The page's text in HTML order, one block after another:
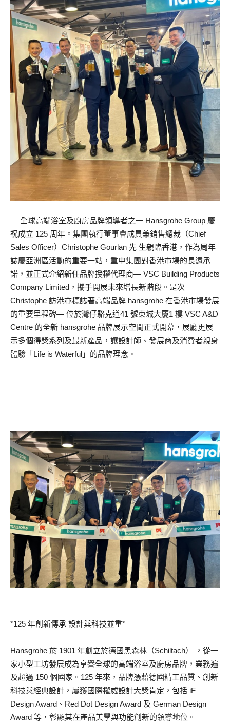
— 全球高端浴室及廚房品牌領導者之一 Hansgrohe Group 慶
祝成立 125 周年。集團執行董事會成員兼銷售總裁（Chief
Sales Officer）Christophe Gourlan 先 生親臨香港，作為周年
誌慶亞洲區活動的重要一站，重申集團對香港市場的長遠承
諾，並正式介紹新任品牌授權代理商— VSC Building Products
Company Limited，攜手開展未來增長新階段。是次
Christophe 訪港亦標誌著高端品牌 hansgrohe 在香港市場發展
的重要里程碑— 位於灣仔駱克道41 號東城大廈1 樓 VSC A&D
Centre 的全新 hansgrohe 品牌展示空間正式開幕，展廳更展
示多個得獎系列及最新產品，讓設計師、發展商及消費者親身
體驗「Life is Waterful」的品牌理念。
*125 年創新傳承 設計與科技並重*
Hansgrohe 於 1901 年創立於德國黑森林（Schiltach） ，從一
家小型工坊發展成為享譽全球的高端浴室及廚房品牌，業務遍
及超過 150 個國家。125 年來，品牌憑藉德國精工品質、創新
科技與經典設計，屢獲國際權威設計大獎肯定，包括 iF
Design Award、Red Dot Design Award 及 German Design
Award 等，彰顯其在產品美學與功能創新的領導地位。